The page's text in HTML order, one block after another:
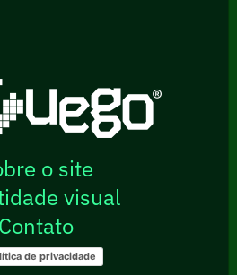
o site
visual
Contato
de privacidade